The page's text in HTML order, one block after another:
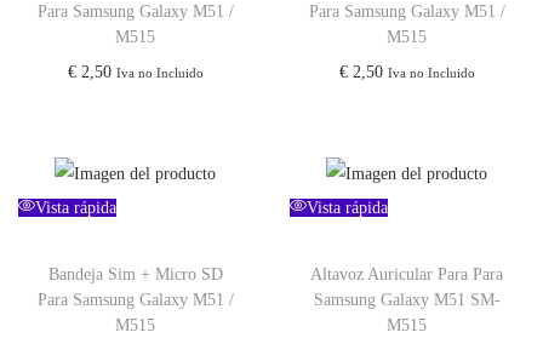
Para Samsung Galaxy M51 /
M515
€2,50 Iva no Incluido
Para Samsung Galaxy M51 /
M515
€2,50 Iva no Incluido
Vista rápida
Bandeja Sim + Micro SD
Para Samsung Galaxy M51 /
M515
Vista rápida
Altavoz Auricular Para Para
Samsung Galaxy M51 SM-
M515